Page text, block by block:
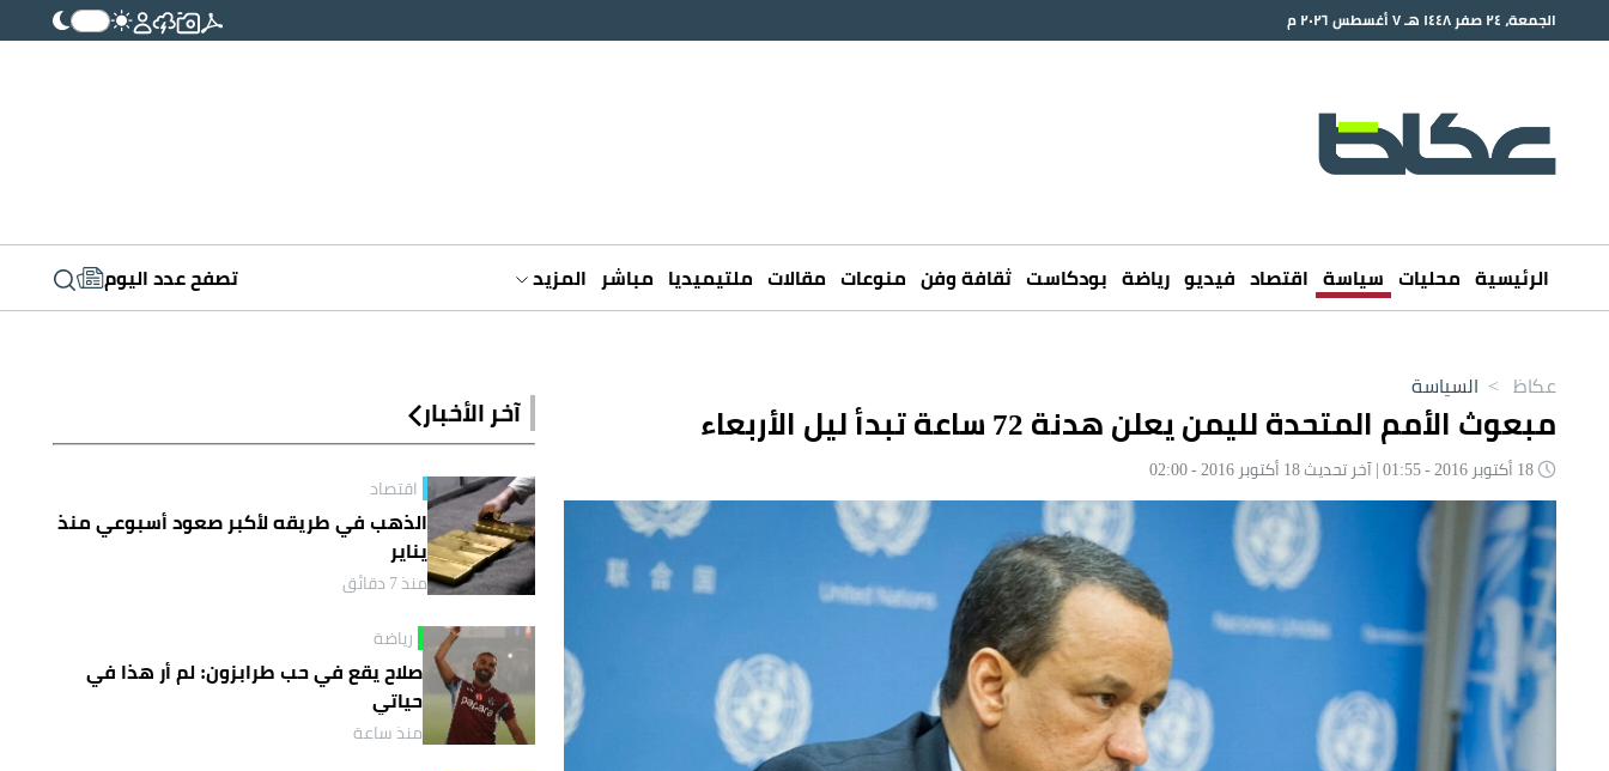
الجمعة، ٢٤ صفر ١٤٤٨ هـ ٧ أغسطس ٢٠٢٦ م
الرئيسية محليات سياسة اقتصاد فيديو رياضة بودكاست ثقافة وفن منوعات مقالات ملتيميديا مباشر المزيد تصفح عدد اليوم
عكاظ > السياسة
مبعوث الأمم المتحدة لليمن يعلن هدنة 72 ساعة تبدأ ليل الأربعاء آخر الأخبار
اقتصاد
الذهب في طريقه لأكبر صعود أسبوعي منذ
يناير
منذ 7 دقائق
رياضة
صلاح يقع في حب طرابزون: لم أر هذا في
حياتي
منذ ساعة